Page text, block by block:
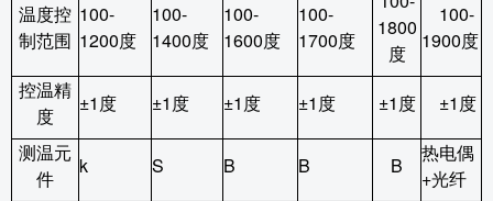
温度控
制范围
100-
1200度
100-
1400度
100-
1600度
100-
1700度
1800
度
100-
1900度
控温精
度
±1度 ±1度 ±1度 ±1度 ±1度 ±1度
测温元
件
k S B B B
热电偶
+光纤